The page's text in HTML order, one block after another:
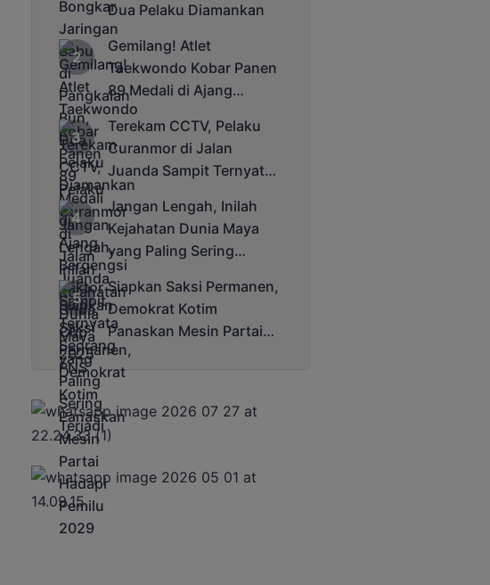
Dua Pelaku Diamankan
Gemilang! Atlet
Taekwondo Kobar Panen
89 Medali di Ajang
Bergengsi Rektor Unda
Cup 2025
Terekam CCTV, Pelaku
Curanmor di Jalan
Juanda Sampit Ternyata
Seorang PNS
Jangan Lengah, Inilah
Kejahatan Dunia Maya
yang Paling Sering
Terjadi
Siapkan Saksi Permanen,
Demokrat Kotim
Panaskan Mesin Partai
Hadapi Pemilu 2029